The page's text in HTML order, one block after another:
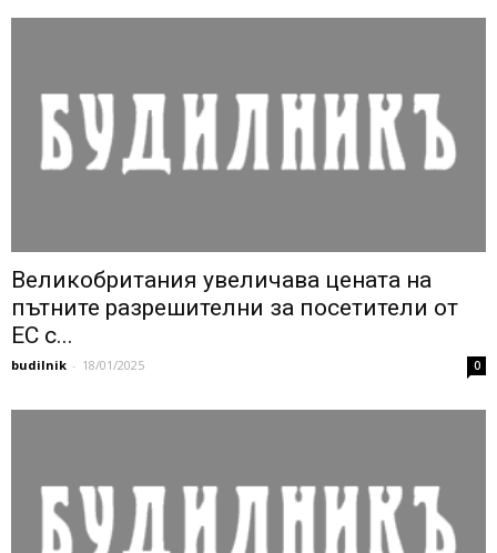
Великобритания увеличава цената на
пътните разрешителни за посетители от
ЕС с...
budilnik - 18/01/2025 0